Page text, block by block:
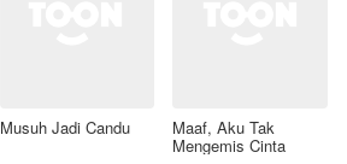
Musuh Jadi Candu Maaf, Aku Tak
Mengemis Cinta